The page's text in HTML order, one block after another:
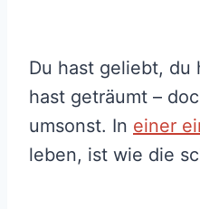
Du hast geliebt, du
hast geträumt –
umsonst. In einer
leben, ist wie die